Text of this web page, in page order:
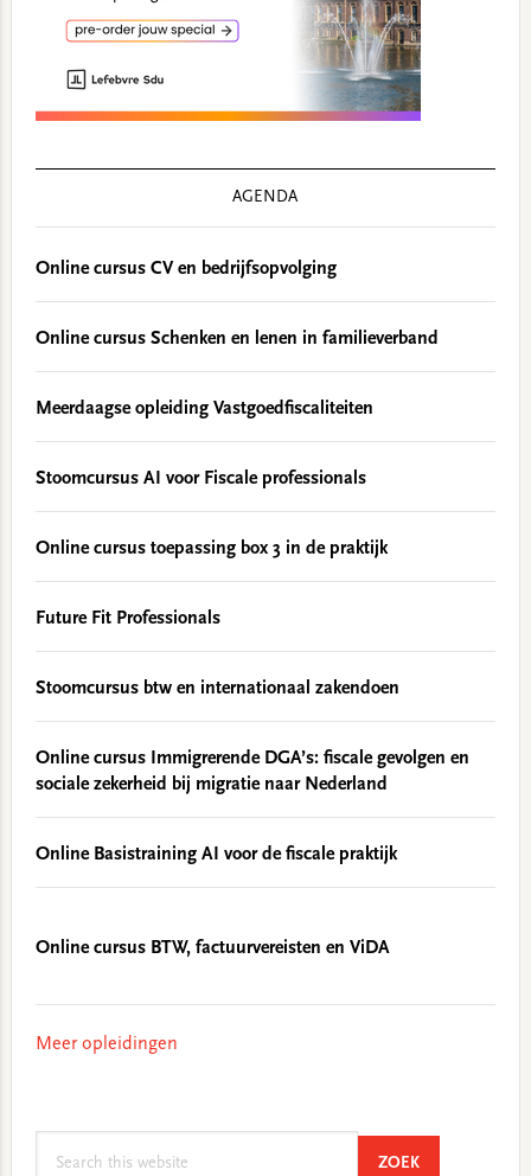
AGENDA
Online cursus CV en bedrijfsopvolging
Online cursus Schenken en lenen in familieverband
Meerdaagse opleiding Vastgoedfiscaliteiten
Stoomcursus AI voor Fiscale professionals
Online cursus toepassing box 3 in de praktijk
Future Fit Professionals
Stoomcursus btw en internationaal zakendoen
Online cursus Immigrerende DGA’s: fiscale gevolgen en
sociale zekerheid bij migratie naar Nederland
Online Basistraining AI voor de fiscale praktijk
Online cursus BTW, factuurvereisten en ViDA
Meer opleidingen
ZOEKSEARCH